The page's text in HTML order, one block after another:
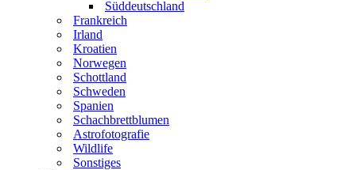
Süddeutschland
Frankreich
Irland
Kroatien
Norwegen
Schottland
Schweden
Spanien
Schachbrettblumen
Astrofotografie
Wildlife
Sonstiges